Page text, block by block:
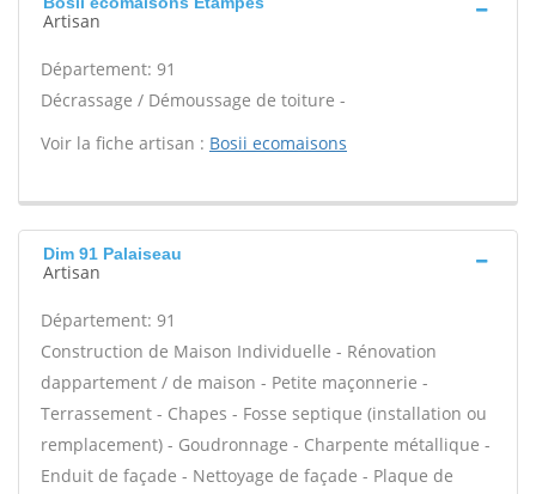
Artisan
Département: 91
Décrassage / Démoussage de toiture -
Voir la fiche artisan : Bosii ecomaisons
Dim 91 Palaiseau
Artisan
Département: 91
Construction de Maison Individuelle - Rénovation
dappartement / de maison - Petite maçonnerie -
Terrassement - Chapes - Fosse septique (installation ou
remplacement) - Goudronnage - Charpente métallique -
Enduit de façade - Nettoyage de façade - Plaque de